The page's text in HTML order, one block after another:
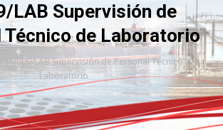
LAB Supervisión de
Técnico de Laboratorio
IT/009/LAB Supervisión de Personal Técnico de
Laboratorio